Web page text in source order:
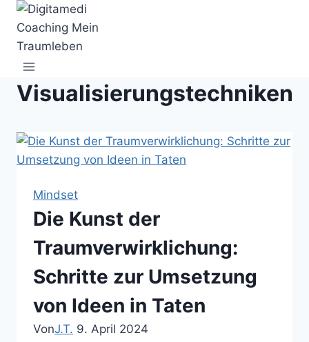
Zum
Inhalt
springen
Visualisierungstechniken
Mindset
Die Kunst der
Traumverwirklichung:
Schritte zur Umsetzung
von Ideen in Taten
VonJ.T. 9. April 2024